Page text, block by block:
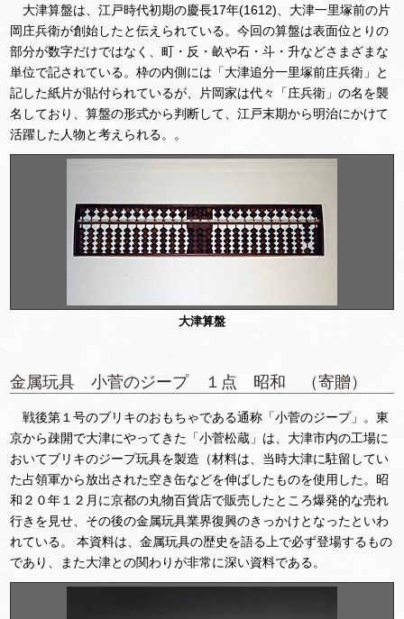
大津算盤は、江戸時代初期の慶長17年(1612)、大津一里塚前の片
岡庄兵衛が創始したと伝えられている。今回の算盤は表面位とりの
部分が数字だけではなく、町・反・畝や石・斗・升などさまざまな
単位で記されている。枠の内側には「大津追分一里塚前庄兵衛」と
記した紙片が貼付られているが、片岡家は代々「庄兵衛」の名を襲
名しており、算盤の形式から判断して、江戸末期から明治にかけて
活躍した人物と考えられる。。
大津算盤
金属玩具 小菅のジープ １点 昭和 （寄贈）
戦後第１号のブリキのおもちゃである通称「小菅のジープ」。東
京から疎開で大津にやってきた「小菅松蔵」は、大津市内の工場に
おいてブリキのジープ玩具を製造（材料は、当時大津に駐留してい
た占領軍から放出された空き缶などを伸ばしたものを使用した。昭
和２０年１２月に京都の丸物百貨店で販売したところ爆発的な売れ
行きを見せ、その後の金属玩具業界復興のきっかけとなったといわ
れている。 本資料は、金属玩具の歴史を語る上で必ず登場するもの
であり、また大津との関わりが非常に深い資料である。